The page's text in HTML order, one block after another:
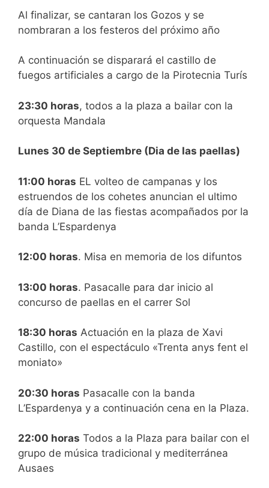
Al finalizar, se cantaran los Gozos y se
nombraran a los festeros del próximo año
A continuación se disparará el castillo de
fuegos artificiales a cargo de la Pirotecnia Turís
23:30 horas, todos a la plaza a bailar con la
orquesta Mandala
Lunes 30 de Septiembre (Dia de las paellas)
11:00 horas EL volteo de campanas y los
estruendos de los cohetes anuncian el ultimo
día de Diana de las fiestas acompañados por la
banda L’Espardenya
12:00 horas. Misa en memoria de los difuntos
13:00 horas. Pasacalle para dar inicio al
concurso de paellas en el carrer Sol
18:30 horas Actuación en la plaza de Xavi
Castillo, con el espectáculo «Trenta anys fent el
moniato»
20:30 horas Pasacalle con la banda
L’Espardenya y a continuación cena en la Plaza.
22:00 horas Todos a la Plaza para bailar con el
grupo de música tradicional y mediterránea
Ausaes